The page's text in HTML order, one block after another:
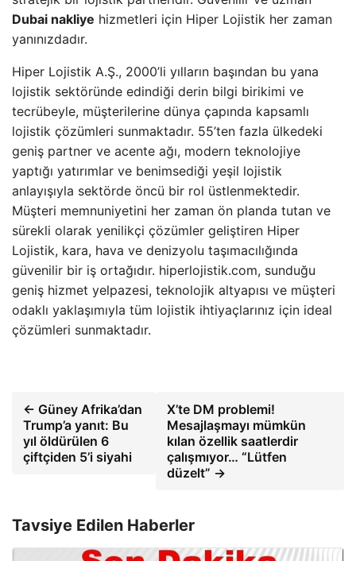
Dubai nakliye hizmetleri için Hiper Lojistik her zaman
yanınızdadır.
Hiper Lojistik A.Ş., 2000’li yılların başından bu yana
lojistik sektöründe edindiği derin bilgi birikimi ve
tecrübeyle, müşterilerine dünya çapında kapsamlı
lojistik çözümleri sunmaktadır. 55’ten fazla ülkedeki
geniş partner ve acente ağı, modern teknolojiye
yaptığı yatırımlar ve benimsediği yeşil lojistik
anlayışıyla sektörde öncü bir rol üstlenmektedir.
Müşteri memnuniyetini her zaman ön planda tutan ve
sürekli olarak yenilikçi çözümler geliştiren Hiper
Lojistik, kara, hava ve denizyolu taşımacılığında
güvenilir bir iş ortağıdır. hiperlojistik.com, sunduğu
geniş hizmet yelpazesi, teknolojik altyapısı ve müşteri
odaklı yaklaşımıyla tüm lojistik ihtiyaçlarınız için ideal
çözümleri sunmaktadır.
← Güney Afrika’dan
Trump’a yanıt: Bu
yıl öldürülen 6
çiftçiden 5’i siyahi
X’te DM problemi!
Mesajlaşmayı mümkün
kılan özellik saatlerdir
çalışmıyor… “Lütfen
düzelt” →
Tavsiye Edilen Haberler